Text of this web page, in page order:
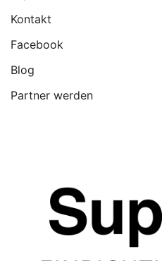
Kontakt
Facebook
Blog
Partner werden